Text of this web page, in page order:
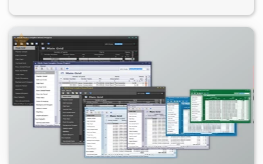
۹/۶K ۶۰/۶K ۱۴۰۵/۰۲/۰۸ ۱